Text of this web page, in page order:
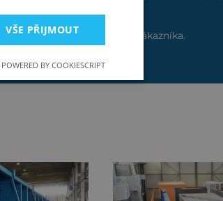
lze měnit dle potřeb zákazníka.
VŠE PŘIJMOUT
POWERED BY COOKIESCRIPT